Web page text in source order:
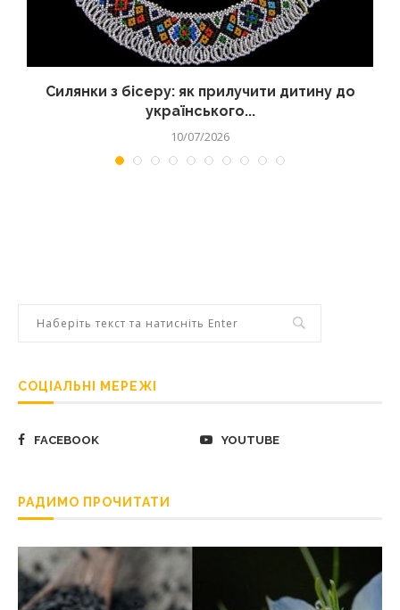
Силянки з бісеру: як прилучити дитину до
українського...
10/07/2026
СОЦІАЛЬНІ МЕРЕЖІ
FACEBOOK YOUTUBE
РАДИМО ПРОЧИТАТИ